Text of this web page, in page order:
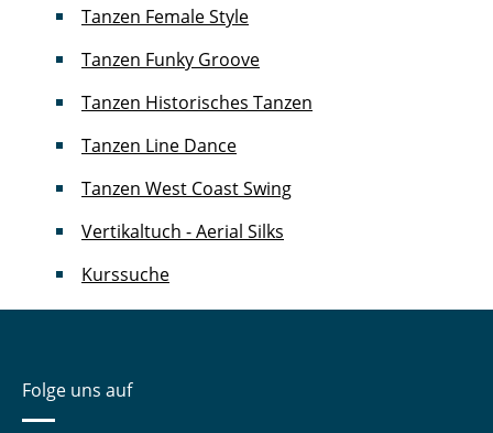
Tanzen Female Style
Tanzen Funky Groove
Tanzen Historisches Tanzen
Tanzen Line Dance
Tanzen West Coast Swing
Vertikaltuch - Aerial Silks
Kurssuche
Folge uns auf